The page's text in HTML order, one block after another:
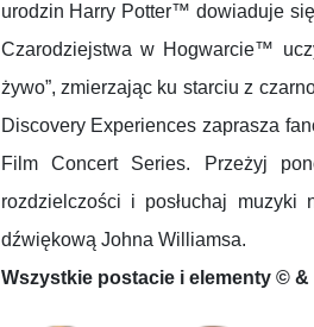
urodzin Harry Potter™ dowiaduje
Czarodziejstwa w Hogwarcie™
żywo”, zmierzając ku starciu z
Discovery Experiences zaprasza
Film Concert Series. Przeżyj
rozdzielczości i posłuchaj muzyki
dźwiękową Johna Williamsa.
Wszystkie postacie i elementy ©